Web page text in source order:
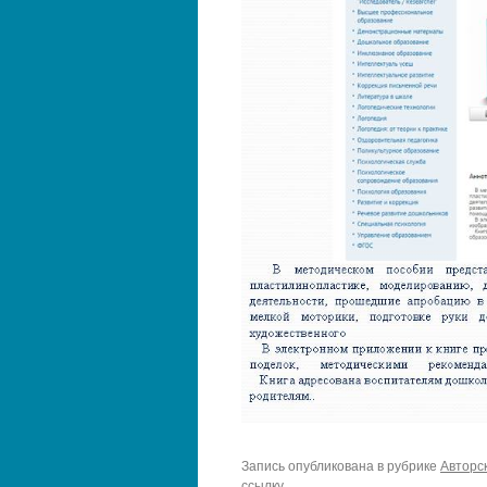
Запись опубликована в рубрике